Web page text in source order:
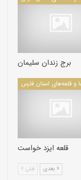
برج زندان سلیمان
قلعه ایزد خواست
قبلی